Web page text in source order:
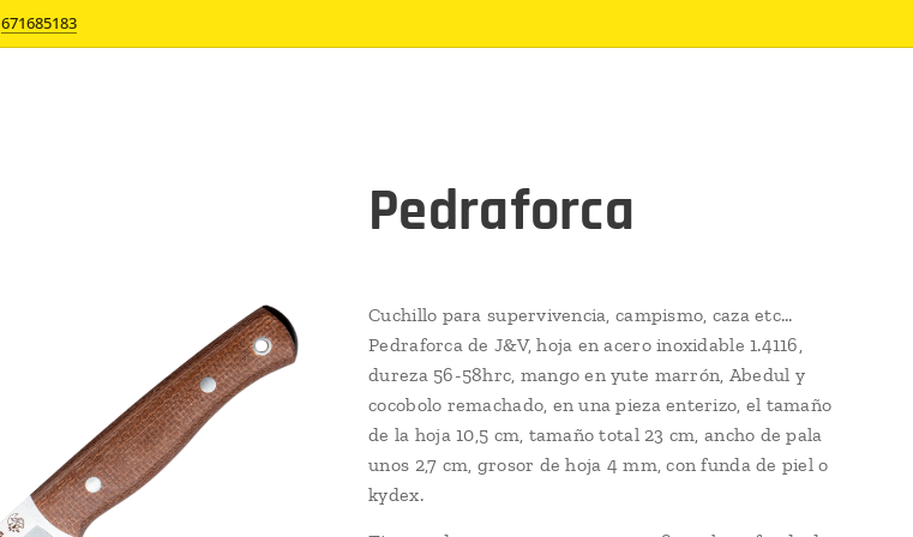
671685183
Pedraforca
Cuchillo para supervivencia, campismo, caza etc...
Pedraforca de J&V, hoja en acero inoxidable 1.4116,
dureza 56-58hrc, mango en yute marrón, Abedul y
cocobolo remachado, en una pieza enterizo, el tamaño
de la hoja 10,5 cm, tamaño total 23 cm, ancho de pala
unos 2,7 cm, grosor de hoja 4 mm, con funda de piel o
kydex.